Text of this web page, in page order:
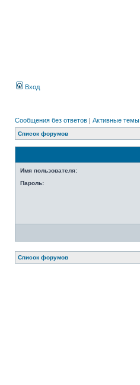
Вход
Сообщения без ответов | Активные темы
Список форумов
Имя пользователя:
Пароль:
Список форумов